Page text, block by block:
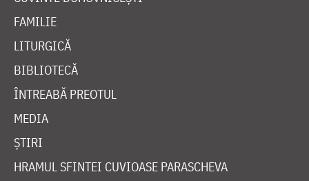
FAMILIE
LITURGICĂ
BIBLIOTECĂ
ÎNTREABĂ PREOTUL
MEDIA
ȘTIRI
HRAMUL SFINTEI CUVIOASE PARASCHEVA